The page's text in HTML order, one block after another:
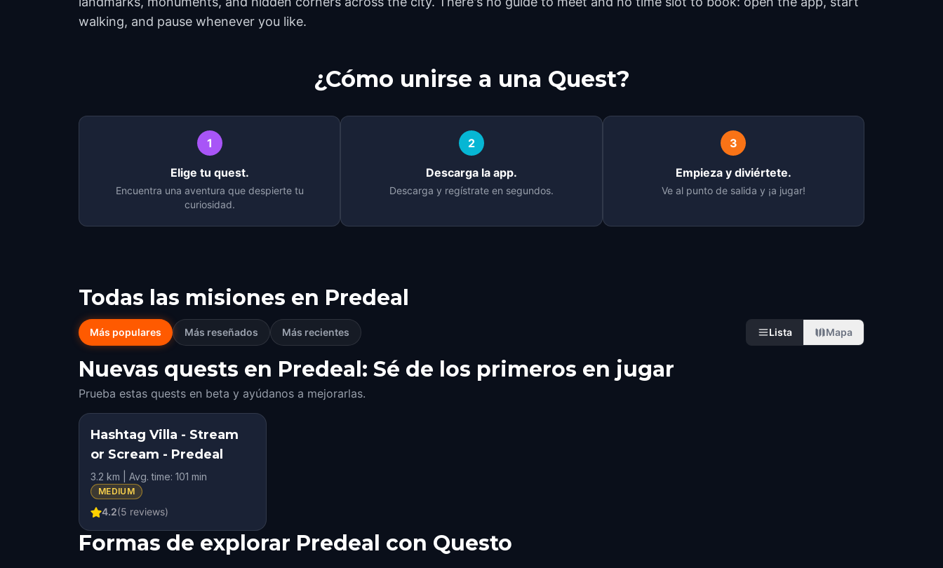
walking, and pause whenever you like.
¿Cómo unirse a una Quest?
1
Elige tu quest.
Encuentra una aventura que despierte tu
curiosidad.
2
Descarga la app.
Descarga y regístrate en segundos.
3
Empieza y diviértete.
Ve al punto de salida y ¡a jugar!
Todas las misiones en Predeal
Más populares Más reseñados Más recientes Lista Mapa
Nuevas quests en Predeal: Sé de los primeros en jugar
Prueba estas quests en beta y ayúdanos a mejorarlas.
Hashtag Villa - Stream
or Scream - Predeal
3.2 km | Avg. time: 101 min
MEDIUM
4.2(5 reviews)
Formas de explorar Predeal con Questo